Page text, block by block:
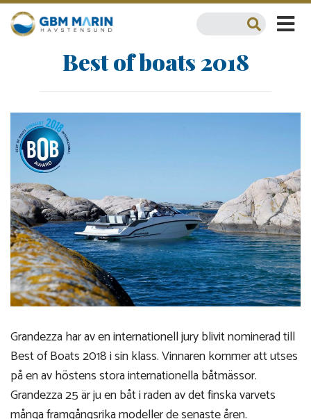
Best of boats 2018
Grandezza har av en internationell jury blivit nominerad till
Best of Boats 2018 i sin klass. Vinnaren kommer att utses
på en av höstens stora internationella båtmässor.
Grandezza 25 är ju en båt i raden av det finska varvets
många framgångsrika modeller de senaste åren.